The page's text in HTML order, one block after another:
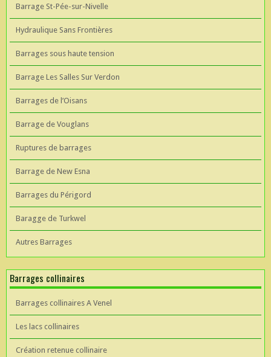
Barrage St-Pée-sur-Nivelle
Hydraulique Sans Frontières
Barrages sous haute tension
Barrage Les Salles Sur Verdon
Barrages de l’Oisans
Barrage de Vouglans
Ruptures de barrages
Barrage de New Esna
Barrages du Périgord
Baragge de Turkwel
Autres Barrages
Barrages collinaires
Barrages collinaires A Venel
Les lacs collinaires
Création retenue collinaire